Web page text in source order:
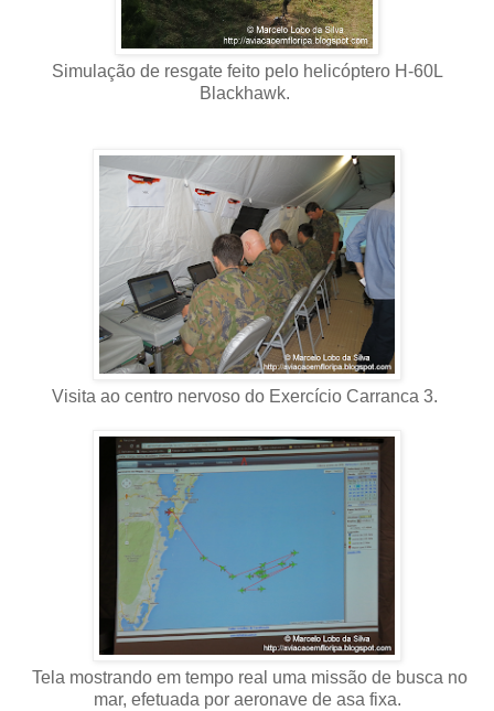
Simulação de resgate feito pelo helicóptero H-60L
Blackhawk.
Visita ao centro nervoso do Exercício Carranca 3.
Tela mostrando em tempo real uma missão de busca no
mar, efetuada por aeronave de asa fixa.